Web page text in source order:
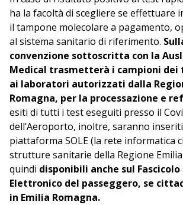
ha la facoltà di scegliere se effettuare
il tampone molecolare a pagamento,
al sistema sanitario di riferimento.
convenzione sottoscritta con la
Medical trasmetterà i campioni dei
ai laboratori autorizzati dalla
Romagna, per la processazione e
esiti di tutti i test eseguiti presso il
dell’Aeroporto, inoltre, saranno
piattaforma SOLE (la rete informatica
strutture sanitarie della Regione
quindi disponibili anche sul
Elettronico del passeggero, se
in Emilia Romagna.